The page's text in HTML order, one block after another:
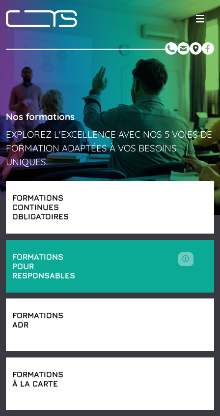
Nos formations
EXPLOREZ L'EXCELLENCE AVEC NOS 5 VOIES DE
FORMATION ADAPTÉES À VOS BESOINS
UNIQUES.
FORMATIONS
CONTINUES
OBLIGATOIRES
FORMATIONS
POUR
RESPONSABLES
FORMATIONS
ADR
FORMATIONS
À LA CARTE